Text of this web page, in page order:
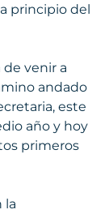
principio del
de venir a
andado
este
año y hoy
primeros
la